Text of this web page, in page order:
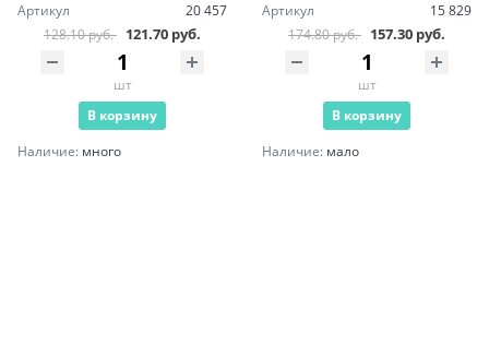
Артикул
20 457
128.10 руб. 121.70 руб.
шт
В корзину
Наличие: много
Артикул
15 829
174.80 руб. 157.30 руб.
шт
В корзину
Наличие: мало